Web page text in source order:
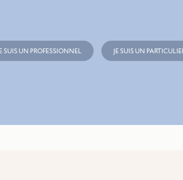
SUIS UN PROFESSIONNEL JE SUIS UN